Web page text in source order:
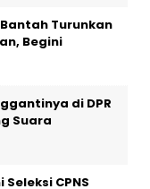
Turunkan
Begini
di DPR
Suara
CPNS